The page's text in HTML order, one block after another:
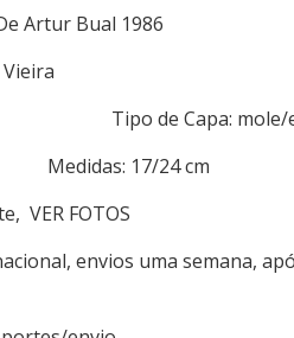
Artur Bual 1986
Tipo de Capa: mole/
17/24 cm
VER FOTOS
envios uma semana,